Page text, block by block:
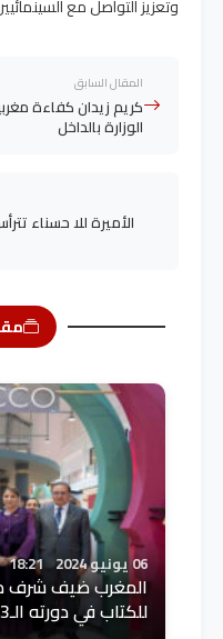
وتعزيز التواصل مع
المقال السابق
كريم زيدان كفاءة
الوزارة بالداخل
الأميرة للا حسناء
06 يونيو 2024 18:21
المغرب ضيف شرف
للكتاب في دورته الـ43